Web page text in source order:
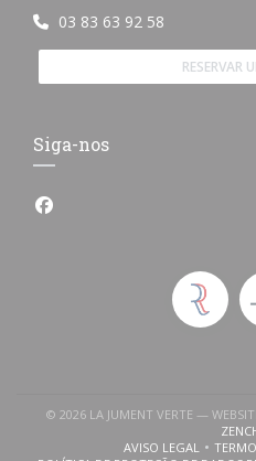
03 83 63 92 58
RESERVAR
Siga-nos
Facebook ((abre numa
© 2026 LA JUMENT VERTE —
AVISO LEGAL((ABRE NUMA